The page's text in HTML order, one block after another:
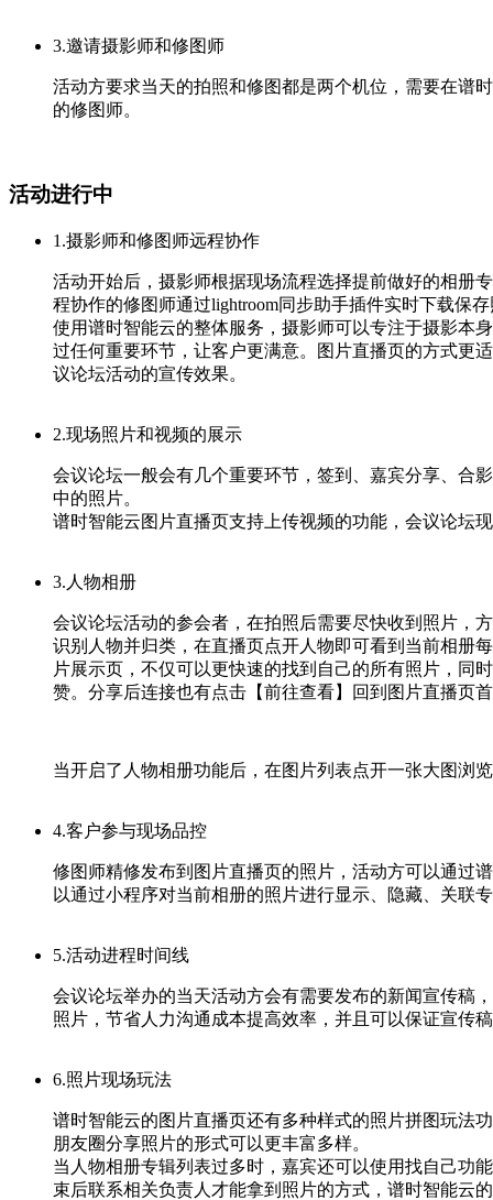
3.邀请摄影师和修图师
活动方要求当天的拍照和修图都是两个机位，需要在谱
的修图师。
活动进行中
1.摄影师和修图师远程协作
活动开始后，摄影师根据现场流程选择提前做好的相册
程协作的修图师通过lightroom同步助手插件实时下载保
使用谱时智能云的整体服务，摄影师可以专注于摄影本
过任何重要环节，让客户更满意。图片直播页的方式更
议论坛活动的宣传效果。
2.现场照片和视频的展示
会议论坛一般会有几个重要环节，签到、嘉宾分享、合
中的照片。
谱时智能云图片直播页支持上传视频的功能，会议论坛
3.人物相册
会议论坛活动的参会者，在拍照后需要尽快收到照片，
识别人物并归类，在直播页点开人物即可看到当前相册
片展示页，不仅可以更快速的找到自己的所有照片，同
赞。分享后连接也有点击【前往查看】回到图片直播页
当开启了人物相册功能后，在图片列表点开一张大图浏
4.客户参与现场品控
修图师精修发布到图片直播页的照片，活动方可以通过
以通过小程序对当前相册的照片进行显示、隐藏、关联
5.活动进程时间线
会议论坛举办的当天活动方会有需要发布的新闻宣传稿
照片，节省人力沟通成本提高效率，并且可以保证宣传
6.照片现场玩法
谱时智能云的图片直播页还有多种样式的照片拼图玩法
朋友圈分享照片的形式可以更丰富多样。
当人物相册专辑列表过多时，嘉宾还可以使用找自己功
束后联系相关负责人才能拿到照片的方式，谱时智能云